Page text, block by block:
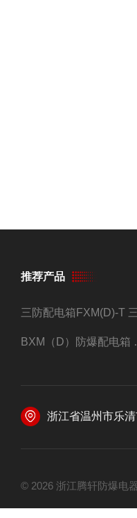
推荐产品
BXM（
浙江省温州市乐
© 2026 浙江腾轩防爆电